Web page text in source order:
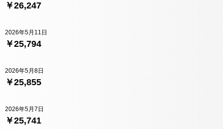
￥26,247
￥25,794
2026年5月11日
￥25,855
2026年5月8日
￥25,741
2026年5月7日